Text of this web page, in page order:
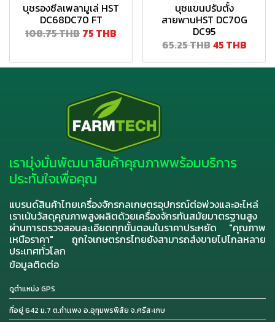
บุชรองซีลเพลามูเล่ HST
DC68DC70 FT
108.75 THB 75 THB
บุชแขนปรับตั้ง
สายพานHST DC70G
DC95
65.25 THB45 THB
เรามุ่งมั่นพัฒนาสินค้าคุณภาพพร้อมบริการ
ประทับใจเพื่อคุณ
แบรนด์สินค้าไทยเครื่องจักรกลเกษตรอุปกรณ์ต่อพ่วงและอะไหล่
เราเน้นวัสดุคุณภาพสูงผลิตด้วยเครื่องจักรทันสมัยมาตรฐานสูง
ผ่านการตรวจสอบละเอียดทุกขั้นตอนในราคาประหยัด "คุณภาพ
เหนือราคา" ถูกใจเกษตรกรไทยยังสามารถส่งขายไปไกลหลาย
ประเทศทั่วโลก
ข้อมูลติดต่อ
ดูตำแหน่ง GPS
ที่อยู่ 642 ม.7 ต.กำเเพง อ.อุทุมพรพิสัย จ.ศรีสะเกษ